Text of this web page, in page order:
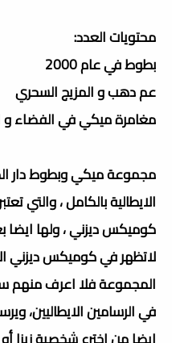
محتويات العدد:
بطوط في عام 2000
عم دهب و المزيج السحري
مغامرة ميكي في الفضاء و
مجموعة ميكي وبطوط دار
الايطالية بالكامل ، والتي
كوميكس ديزني ، ولها ايضا
لاتظهر في كوميكس ديزني
المجموعة فلا اعرف منهم
في الرسامين الايطاليين،